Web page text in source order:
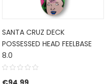
SANTA CRUZ DECK
POSSESSED HEAD FEELBASE
8.0